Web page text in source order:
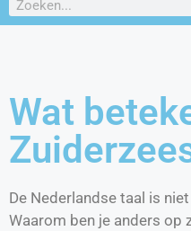
Wat
De Nederlandse taal is
Waarom ben je anders op